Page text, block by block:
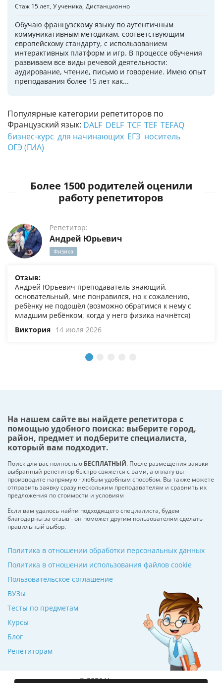
Популярные категории репетиторов по
Французский язык: DALF DELF TCF TEF TEFAQ
бизнес-курс для начинающих ЕГЭ носитель
ОГЭ (ГИА)
Стаж 15 лет У ученика Дистанционно
Обучаю французскому языку по аутентичным
коммуникативным методикам, соответствующим
европейскому стандарту, с использованием
интерактивных платформ и игр. В процессе обучения
развиваем все виды речевой деятельности:
аудирование, чтение, письмо и говорение. Имею опыт
преподавания более 15 лет как...
Более 1500 родителей оценили
работу репетиторов
Репетитор:
Андрей Юрьевич
Физика
Отзыв:
Андрей Юрьевич преподаватель знающий,
основательный, мне понравился, но к сожалению,
ребёнку не подошёл (возможно обратимся к нему с
младшим ребёнком, когда у него физика начнётся)
Виктория 14 июля 2026
На нашем сайте вы найдете репетитора с
помощью удобного поиска: выберите город,
район, предмет и подберите специалиста,
который вам подходит.
Поиск для вас полностью БЕСПЛАТНЫЙ. После размещения заявки
выбранный репетитор быстро свяжется с вами, а оплату вы
производите напрямую - любым удобным способом. Вы также можете
отправить заявку сразу нескольким преподавателям и сравнить их
предложения по стоимости и условиям
Если вам удалось найти подходящего специалиста, будем
благодарны за отзыв - он поможет другим пользователям сделать
правильный выбор.
ВУЗы
Тесты по предметам
Курсы
Блог
Репетиторам
Политика в отношении обработки персональных данных
Политика в отношении использования файлов cookie
Пользовательское соглашение
© 2026 Училкин.ru